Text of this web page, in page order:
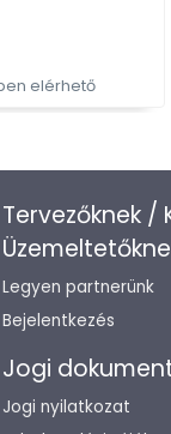
elérhető
Tervezőknek /
Legyen partnerünk
Bejelentkezés
Jogi
Jogi nyilatkozat